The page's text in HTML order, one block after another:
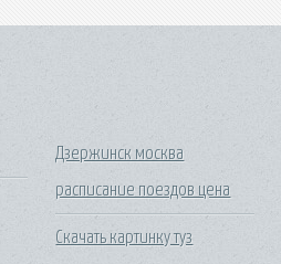
Дзержинск москва
расписание поездов цена
Скачать картинку туз